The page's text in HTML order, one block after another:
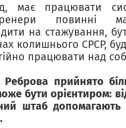
має працювати
повинні
на стажування,
колишнього СРСР,
працювати над
Реброва прийнято
бути орієнтиром:
штаб